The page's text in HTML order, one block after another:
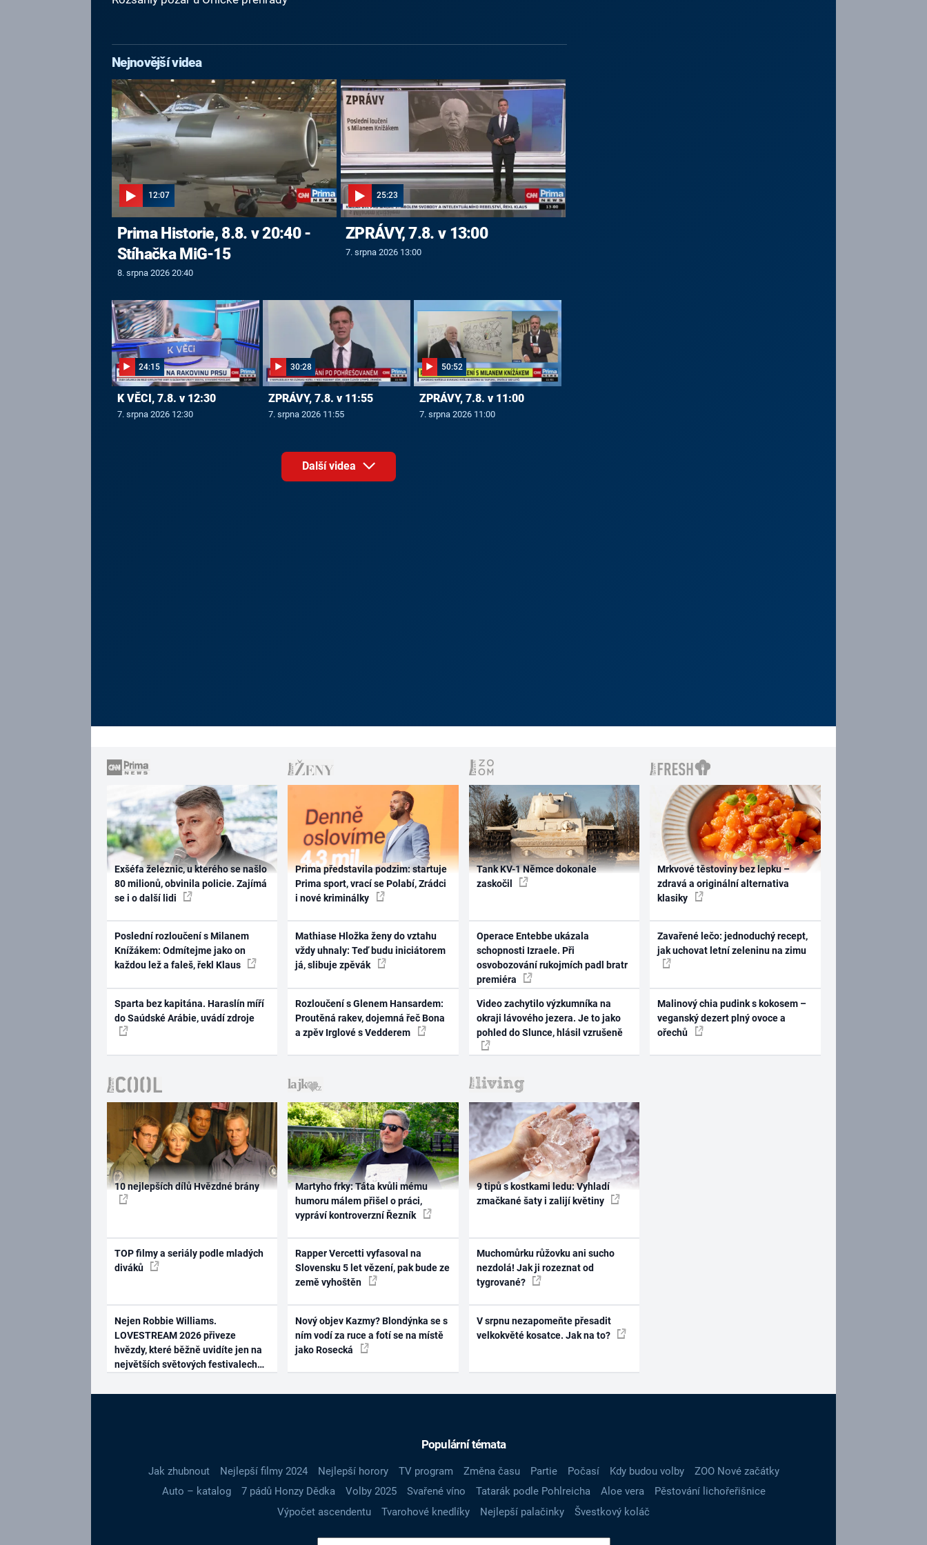
Nejnovější videa
12:07
Prima Historie, 8.8. v 20:40 -
Stíhačka MiG-15
8. srpna 2026 20:40
25:23
ZPRÁVY, 7.8. v 13:00
7. srpna 2026 13:00
24:15
K VĚCI, 7.8. v 12:30
7. srpna 2026 12:30
30:28
ZPRÁVY, 7.8. v 11:55
7. srpna 2026 11:55
50:52
ZPRÁVY, 7.8. v 11:00
7. srpna 2026 11:00
Další videa
Exšéfa železnic, u kterého se našlo
80 milionů, obvinila policie. Zajímá
se i o další lidi
Poslední rozloučení s Milanem
Knížákem: Odmítejme jako on
každou lež a faleš, řekl Klaus
Sparta bez kapitána. Haraslín míří
do Saúdské Arábie, uvádí zdroje
Prima představila podzim: startuje
Prima sport, vrací se Polabí, Zrádci
i nové kriminálky
Mathiase Hložka ženy do vztahu
vždy uhnaly: Teď budu iniciátorem
já, slibuje zpěvák
Rozloučení s Glenem Hansardem:
Proutěná rakev, dojemná řeč Bona
a zpěv Irglové s Vedderem
Tank KV-1 Němce dokonale
zaskočil
Operace Entebbe ukázala
schopnosti Izraele. Při
osvobozování rukojmích padl bratr
premiéra
Video zachytilo výzkumníka na
okraji lávového jezera. Je to jako
pohled do Slunce, hlásil vzrušeně
Mrkvové těstoviny bez lepku –
zdravá a originální alternativa
klasiky
Zavařené lečo: jednoduchý recept,
jak uchovat letní zeleninu na zimu
Malinový chia pudink s kokosem –
veganský dezert plný ovoce a
ořechů
10 nejlepších dílů Hvězdné brány
TOP filmy a seriály podle mladých
diváků
Nejen Robbie Williams.
LOVESTREAM 2026 přiveze
hvězdy, které běžně uvidíte jen na
největších světových festivalech
Martyho frky: Táta kvůli mému
humoru málem přišel o práci,
vypráví kontroverzní Řezník
Rapper Vercetti vyfasoval na
Slovensku 5 let vězení, pak bude ze
země vyhoštěn
Nový objev Kazmy? Blondýnka se s
ním vodí za ruce a fotí se na místě
jako Rosecká
9 tipů s kostkami ledu: Vyhladí
zmačkané šaty i zalijí květiny
Muchomůrku růžovku ani sucho
nezdolá! Jak ji rozeznat od
tygrované?
V srpnu nezapomeňte přesadit
velkokvěté kosatce. Jak na to?
Populární témata
Jak zhubnout Nejlepší filmy 2024 Nejlepší horory TV program Změna času Partie Počasí Kdy budou volby
ZOO Nové začátky
Auto – katalog
7 pádů Honzy Dědka Volby 2025 Svařené víno Tatarák podle Pohlreicha Aloe vera
Pěstování lichořeřišnice
Výpočet ascendentu
Tvarohové knedlíky Nejlepší palačinky Švestkový koláč